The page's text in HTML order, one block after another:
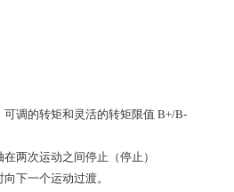
调的转矩和灵活的转矩限值 B+/B-
两次运动之间停止（停止）
下一个运动过渡。